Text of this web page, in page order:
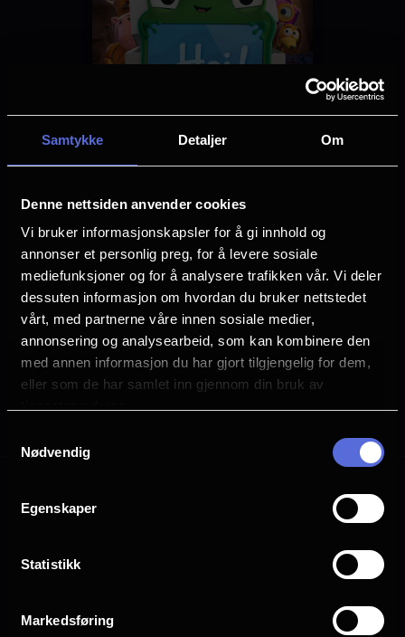
Samtykke Detaljer Om
Denne nettsiden anvender cookies
Vi bruker informasjonskapsler for å gi innhold og
annonser et personlig preg, for å levere sosiale
mediefunksjoner og for å analysere trafikken vår. Vi deler
dessuten informasjon om hvordan du bruker nettstedet
vårt, med partnerne våre innen sosiale medier,
annonsering og analysearbeid, som kan kombinere den
med annen informasjon du har gjort tilgjengelig for dem,
eller som de har samlet inn gjennom din bruk av
Nødvendig
Egenskaper
Statistikk
Markedsføring
Planlegg ditt besøk i Oslo
Mange ledige plasser
Utsolgt